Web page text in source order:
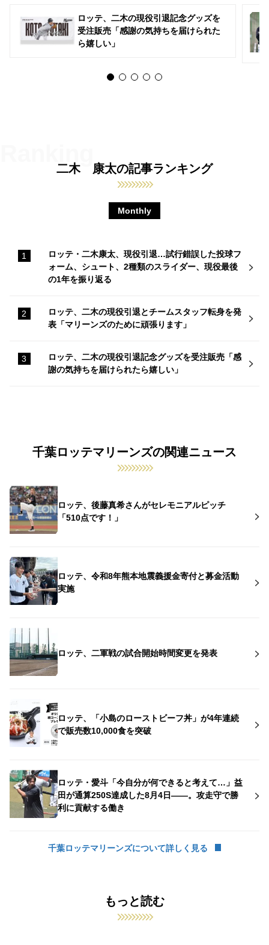
ロッテ、二木の現役引退記念グッズを
受注販売「感謝の気持ちを届けられた
ら嬉しい」
二木 康太の記事ランキング
Monthly
ロッテ・二木康太、現役引退…試行錯誤した投球フ
ォーム、シュート、2種類のスライダー、現役最後
の1年を振り返る
ロッテ、二木の現役引退とチームスタッフ転身を発
表「マリーンズのために頑張ります」
ロッテ、二木の現役引退記念グッズを受注販売「感
謝の気持ちを届けられたら嬉しい」
千葉ロッテマリーンズの関連ニュース
ロッテ、後藤真希さんがセレモニアルピッチ
「510点です！」
ロッテ、令和8年熊本地震義援金寄付と募金活動
実施
ロッテ、二軍戦の試合開始時間変更を発表
ロッテ、「小島のローストビーフ丼」が4年連続
で販売数10,000食を突破
ロッテ・愛斗「今自分が何できると考えて…」益
田が通算250S達成した8月4日――。攻走守で勝
利に貢献する働き
千葉ロッテマリーンズについて詳しく見る
もっと読む